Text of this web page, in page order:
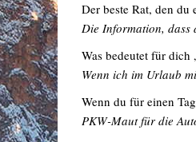
Der beste Rat, den du
Die Information, dass
Was bedeutet für dich
Wenn ich im Urlaub
Wenn du für einen
PKW-Maut für die